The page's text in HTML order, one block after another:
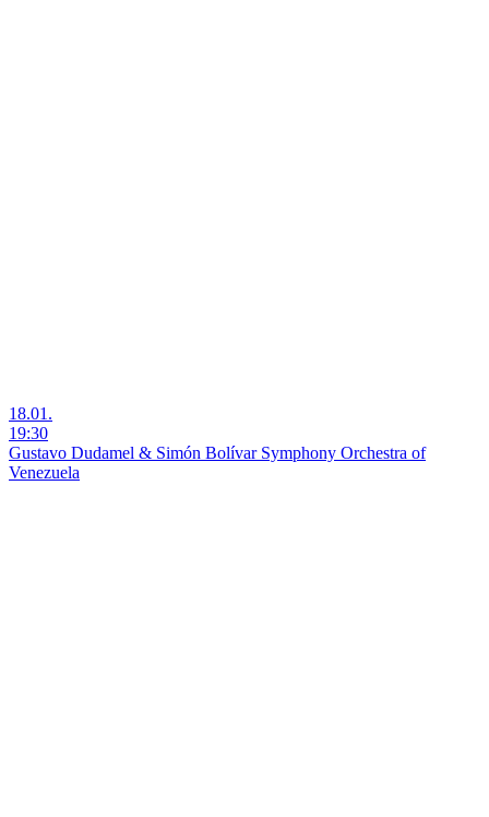
18.01.
19:30
Gustavo Dudamel & Simón Bolívar Symphony Orchestra of
Venezuela